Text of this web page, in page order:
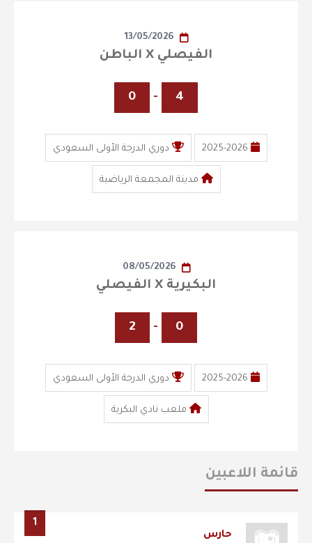
13/05/2026
الفيصلي X الباطن
4
-
0
2025-2026 دوري الدرجة الأولى السعودي
مدينة المجمعة الرياضية
08/05/2026
البكيرية X الفيصلي
0
-
2
2025-2026 دوري الدرجة الأولى السعودي
ملعب نادي البكرية
قائمة اللاعبين
1
حارس